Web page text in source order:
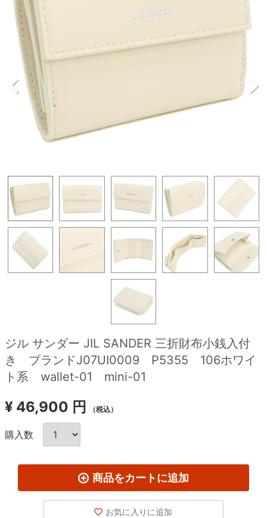
ジル サンダー JIL SANDER 三折財布小銭入付
き ブランドJ07UI0009 P5355 106ホワイ
ト系 wallet-01 mini-01
¥ 46,900 円 （税込）
購入数
商品をカートに追加
お気に入りに追加